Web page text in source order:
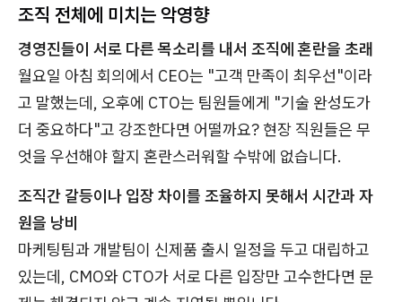
조직 전체에 미치는 악영향
경영진들이 서로 다른 목소리를 내서 조직에 혼란을 초래
월요일 아침 회의에서 CEO는 "고객 만족이 최우선"이라
고 말했는데, 오후에 CTO는 팀원들에게 "기술 완성도가
더 중요하다"고 강조한다면 어떨까요? 현장 직원들은 무
엇을 우선해야 할지 혼란스러워할 수밖에 없습니다.
조직간 갈등이나 입장 차이를 조율하지 못해서 시간과 자
원을 낭비
마케팅팀과 개발팀이 신제품 출시 일정을 두고 대립하고
있는데, CMO와 CTO가 서로 다른 입장만 고수한다면 문